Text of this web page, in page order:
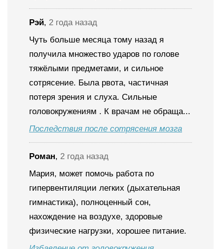
Рэй, 2 года назад
Чуть больше месяца тому назад я
получила множество ударов по голове
тяжёлыми предметами, и сильное
сотрясение. Была рвота, частичная
потеря зрения и слуха. Сильные
головокружениям . К врачам не обраща...
Последствия после сотрясения мозга
Роман, 2 года назад
Мария, может помочь работа по
гипервентиляции легких (дыхательная
гимнастика), полноценный сон,
нахождение на воздухе, здоровые
физические нагрузки, хорошее питание.